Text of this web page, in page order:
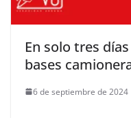
En solo tres
bases
6 de septiembre de 2024